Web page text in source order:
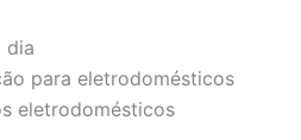
dia
para eletrodomésticos
eletrodomésticos